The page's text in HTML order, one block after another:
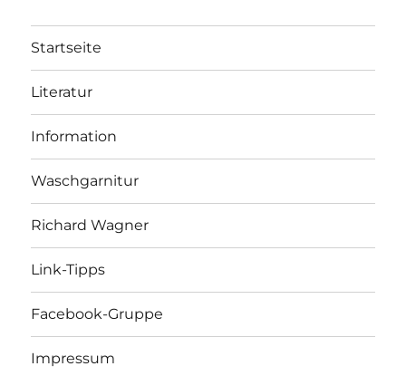
Startseite
Literatur
Information
Waschgarnitur
Richard Wagner
Link-Tipps
Facebook-Gruppe
Impressum